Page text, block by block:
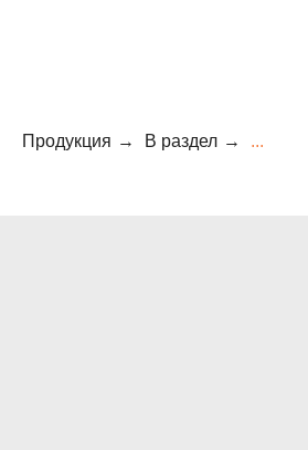
Продукция → В раздел → ...